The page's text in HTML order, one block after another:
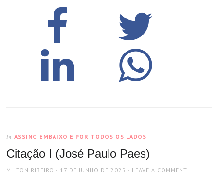
In ASSINO EMBAIXO E POR TODOS OS LADOS
Citação I (José Paulo Paes)
AUTHOR
MILTON RIBEIRO
POSTED
17 DE JUNHO DE 2025 LEAVE A COMMENT